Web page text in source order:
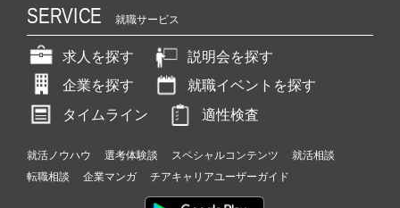
SERVICE 就職サービス
求人を探す
説明会を探す
企業を探す
就職イベントを探す
タイムライン
適性検査
就活ノウハウ 選考体験談 スペシャルコンテンツ
就活相談
転職相談
企業マンガ チアキャリアユーザーガイド